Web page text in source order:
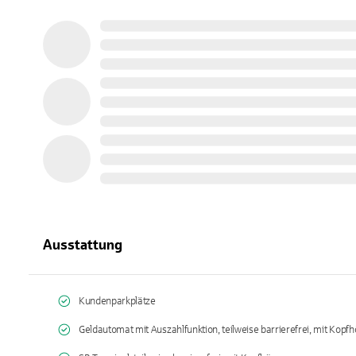
Ausstattung
Kundenparkplätze
Geldautomat mit Auszahlfunktion, teilweise barrierefrei, mit